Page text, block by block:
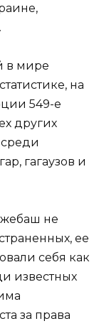
в мире
на
549-е
других
гагаузов и
не
ее
себя как
известных
за права